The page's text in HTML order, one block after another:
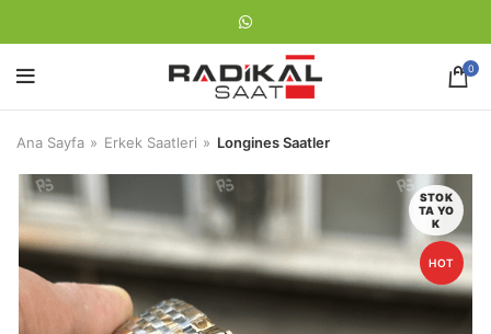
0
Ana Sayfa Erkek Saatleri Longines Saatler
STOK
TA YO
K
HOT